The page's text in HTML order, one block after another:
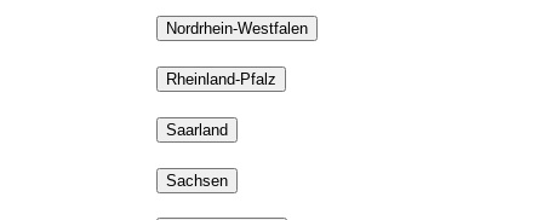
Nordrhein-Westfalen
Rheinland-Pfalz
Saarland
Sachsen